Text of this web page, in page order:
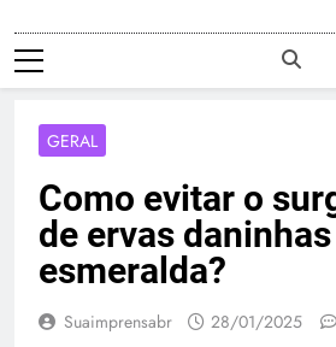
GERAL
Como evitar o
de ervas
esmeralda?
Suaimprensabr 28/01/2025